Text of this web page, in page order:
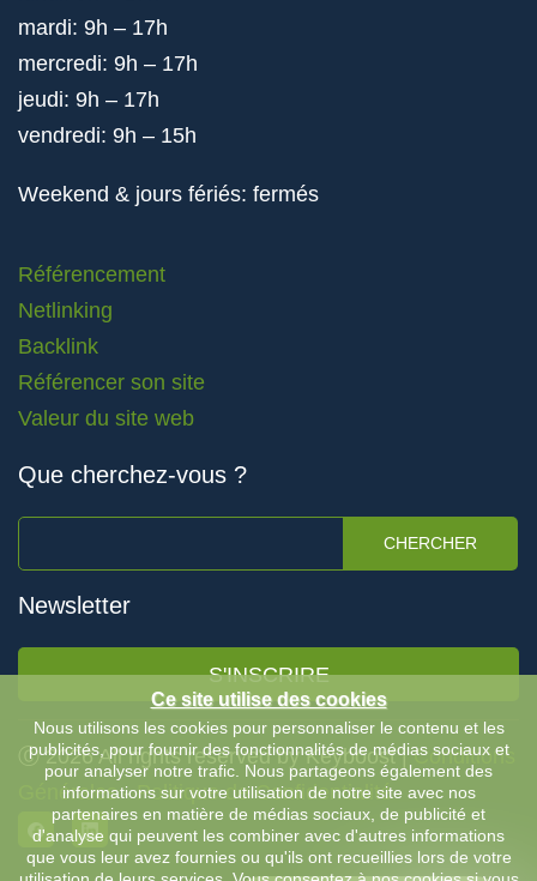
mardi: 9h – 17h
mercredi: 9h – 17h
jeudi: 9h – 17h
vendredi: 9h – 15h
Weekend & jours fériés: fermés
Référencement
Netlinking
Backlink
Référencer son site
Valeur du site web
Que cherchez-vous ?
CHERCHER
Newsletter
S'INSCRIRE
Ⓒ 2026 All rights reserved by Keyboost |Conditions
Générales-Politique de Confidentialité
Ce site utilise des cookies
Nous utilisons les cookies pour personnaliser le contenu et les
publicités, pour fournir des fonctionnalités de médias sociaux et
pour analyser notre trafic. Nous partageons également des
informations sur votre utilisation de notre site avec nos
partenaires en matière de médias sociaux, de publicité et
d'analyse qui peuvent les combiner avec d'autres informations
que vous leur avez fournies ou qu'ils ont recueillies lors de votre